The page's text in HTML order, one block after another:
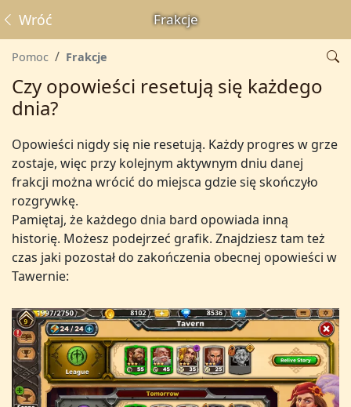
Frakcje
Wróć
Pomoc Frakcje
Czy opowieści resetują się każdego
dnia?
Opowieści nigdy się nie resetują. Każdy progres w grze
zostaje, więc przy kolejnym aktywnym dniu danej
frakcji można wrócić do miejsca gdzie się skończyło
rozgrywkę.
Pamiętaj, że każdego dnia bard opowiada inną
historię. Możesz podejrzeć grafik. Znajdziesz tam też
czas jaki pozostał do zakończenia obecnej opowieści w
Tawernie: